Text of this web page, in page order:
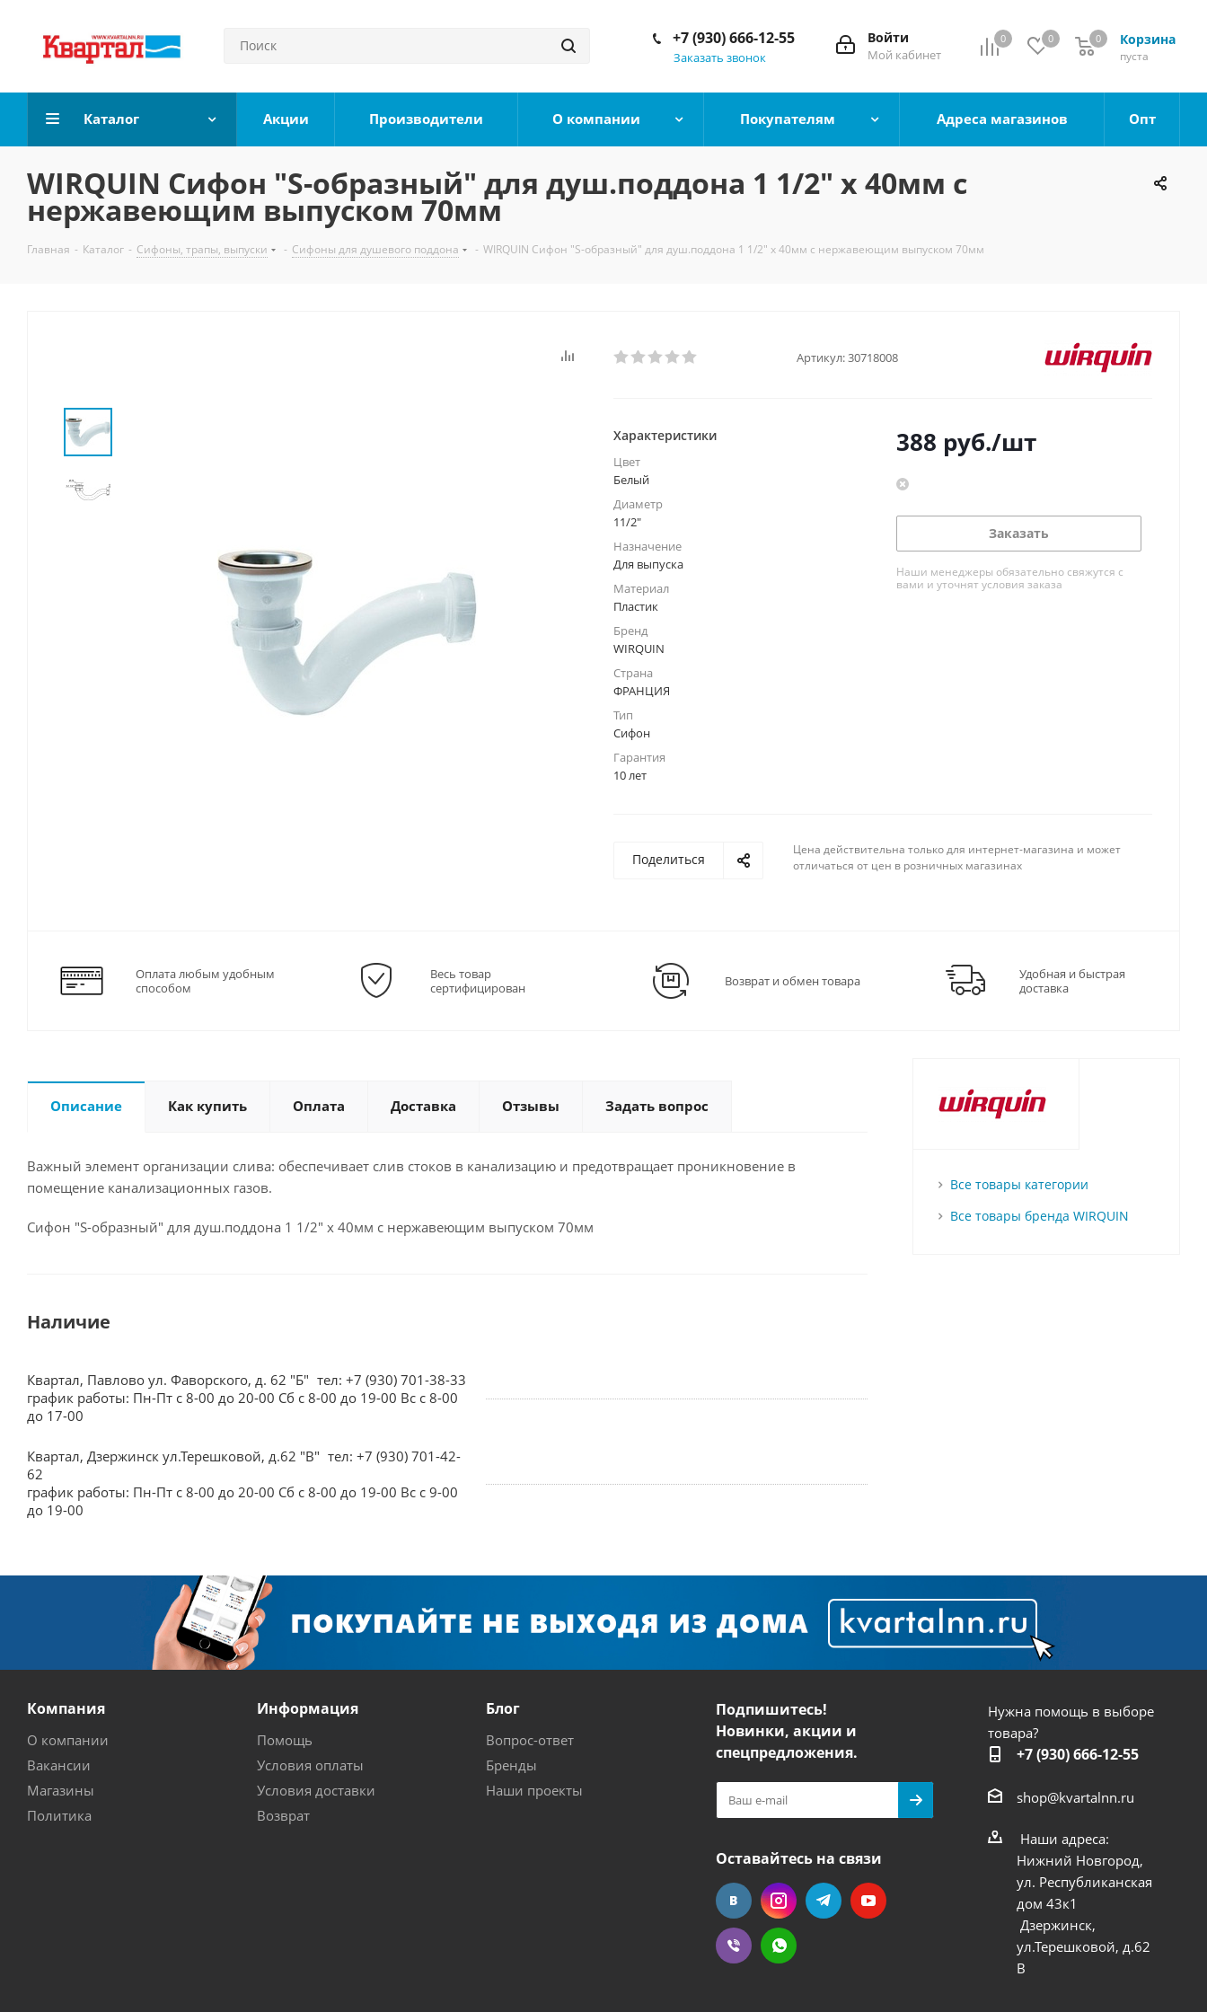
0 0 Корзина
0
пуста
0
Войти
Мой кабинет
+7 (930) 666-12-55
Заказать звонок
Каталог Акции Производители О компании Покупателям Адреса магазинов Опт
WIRQUIN Сифон "S-образный" для душ.поддона 1 1/2" х 40мм с
нержавеющим выпуском 70мм
Главная - Каталог - Сифоны, трапы, выпуски - Сифоны для душевого поддона - WIRQUIN Сифон "S-образный" для душ.поддона 1 1/2" х 40мм с нержавеющим выпуском 70мм
Артикул:30718008
Характеристики
Цвет
Белый
Диаметр
11/2"
Назначение
Для выпуска
Материал
Пластик
Бренд
WIRQUIN
Страна
ФРАНЦИЯ
Тип
Сифон
Гарантия
10 лет
388 руб./шт
Заказать
Наши менеджеры обязательно свяжутся с
вами и уточнят условия заказа
Поделиться
Цена действительна только для интернет-магазина и может
отличаться от цен в розничных магазинах
Оплата любым удобным
способом
Весь товар
сертифицирован
Возврат и обмен товара
Удобная и быстрая
доставка
Описание Как купить Оплата Доставка Отзывы Задать вопрос
Важный элемент организации слива: обеспечивает слив стоков в канализацию и предотвращает проникновение в
помещение канализационных газов.
Сифон "S-образный" для душ.поддона 1 1/2" х 40мм с нержавеющим выпуском 70мм
Наличие
Квартал, Павлово ул. Фаворского, д. 62 "Б" тел: +7 (930) 701-38-33
график работы: Пн-Пт с 8-00 до 20-00 Сб с 8-00 до 19-00 Вс с 8-00
до 17-00
Квартал, Дзержинск ул.Терешковой, д.62 "В" тел: +7 (930) 701-42-
62
график работы: Пн-Пт с 8-00 до 20-00 Сб с 8-00 до 19-00 Вс с 9-00
до 19-00
Все товары категории
Все товары бренда WIRQUIN
Компания
О компании
Вакансии
Магазины
Политика
Информация
Помощь
Условия оплаты
Условия доставки
Возврат
Блог
Вопрос-ответ
Бренды
Наши проекты
Подпишитесь!
Новинки, акции и
спецпредложения.
Оставайтесь на связи
Нужна помощь в выборе
товара?
+7 (930) 666-12-55
shop@kvartalnn.ru
Наши адреса:
Нижний Новгород,
ул. Республиканская
дом 43к1
Дзержинск,
ул.Терешковой, д.62
В